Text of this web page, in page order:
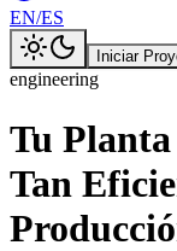
EN/ES
Iniciar
engineering
Tu
Tan